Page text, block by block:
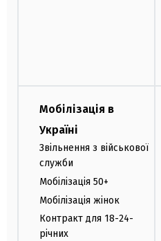
Мобілізація в
Україні
Звільнення з військової
служби
Мобілізація 50+
Мобілізація жінок
Контракт для 18-24-
річних